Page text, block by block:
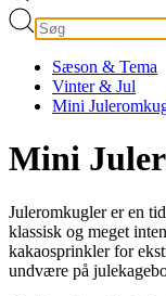
Sæson & Tema
Vinter & Jul
Mini
Mini
Juleromkugler er en
klassisk og meget
kakaosprinkler for
undvære på